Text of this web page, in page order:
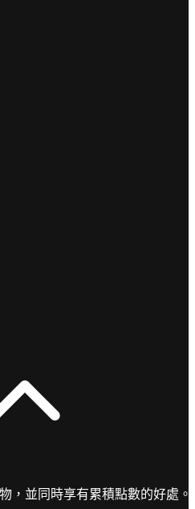
，並同時享有累積點數的好處。